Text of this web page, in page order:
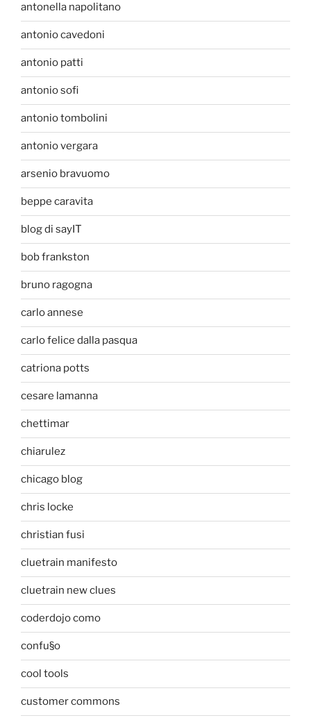
antonella napolitano
antonio cavedoni
antonio patti
antonio sofi
antonio tombolini
antonio vergara
arsenio bravuomo
beppe caravita
blog di sayIT
bob frankston
bruno ragogna
carlo annese
carlo felice dalla pasqua
catriona potts
cesare lamanna
chettimar
chiarulez
chicago blog
chris locke
christian fusi
cluetrain manifesto
cluetrain new clues
coderdojo como
confu§o
cool tools
customer commons